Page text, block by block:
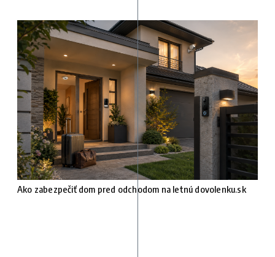
Ako zabezpečiť dom pred odchodom na letnú dovolenku.sk